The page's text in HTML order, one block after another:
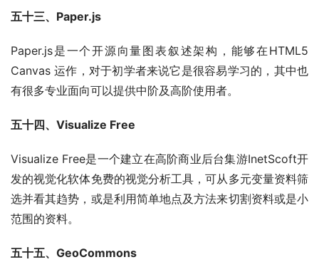
五十三、Paper.js
Paper.js是一个开源向量图表叙述架构，能够在HTML5
Canvas 运作，对于初学者来说它是很容易学习的，其中也
有很多专业面向可以提供中阶及高阶使用者。
五十四、Visualize Free
Visualize Free是一个建立在高阶商业后台集游InetScoft开
发的视觉化软体免费的视觉分析工具，可从多元变量资料筛
选并看其趋势，或是利用简单地点及方法来切割资料或是小
范围的资料。
五十五、GeoCommons